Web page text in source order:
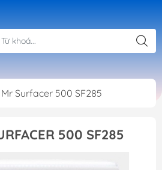
Surfacer 500 SF285
500 SF285